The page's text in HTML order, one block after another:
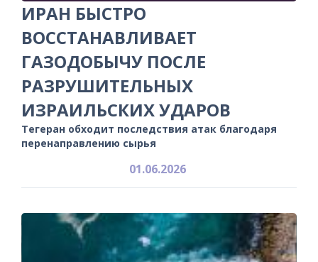
ИРАН БЫСТРО
ВОССТАНАВЛИВАЕТ
ГАЗОДОБЫЧУ ПОСЛЕ
РАЗРУШИТЕЛЬНЫХ
ИЗРАИЛЬСКИХ УДАРОВ
Тегеран обходит последствия атак благодаря
перенаправлению сырья
01.06.2026